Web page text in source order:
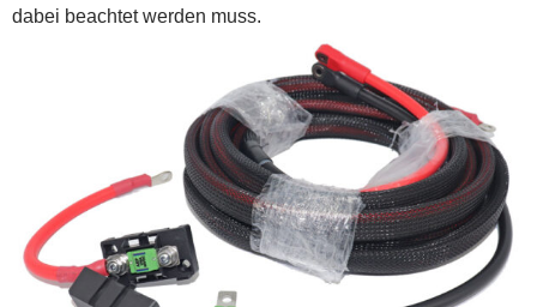
dabei beachtet werden muss.